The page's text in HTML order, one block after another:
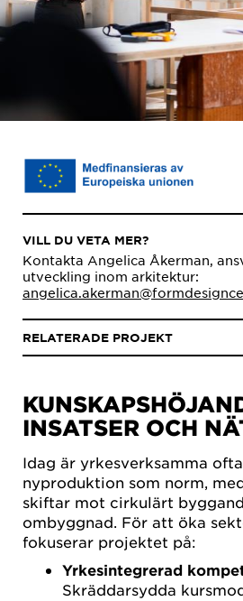
INSATSER OCH
Idag är yrkesverksamma
nyproduktion som norm,
skiftar mot cirkulärt
ombyggnad. För att öka
fokuserar projektet på:
Yrkesintegrerad
Skräddarsydda
VILL DU VETA MER?
Kontakta Angelica Åkerman,
utveckling inom arkitektur:
RELATERADE PROJEKT